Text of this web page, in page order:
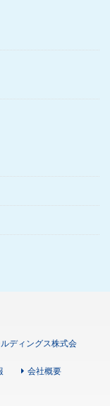
ディングス株式会
会社概要